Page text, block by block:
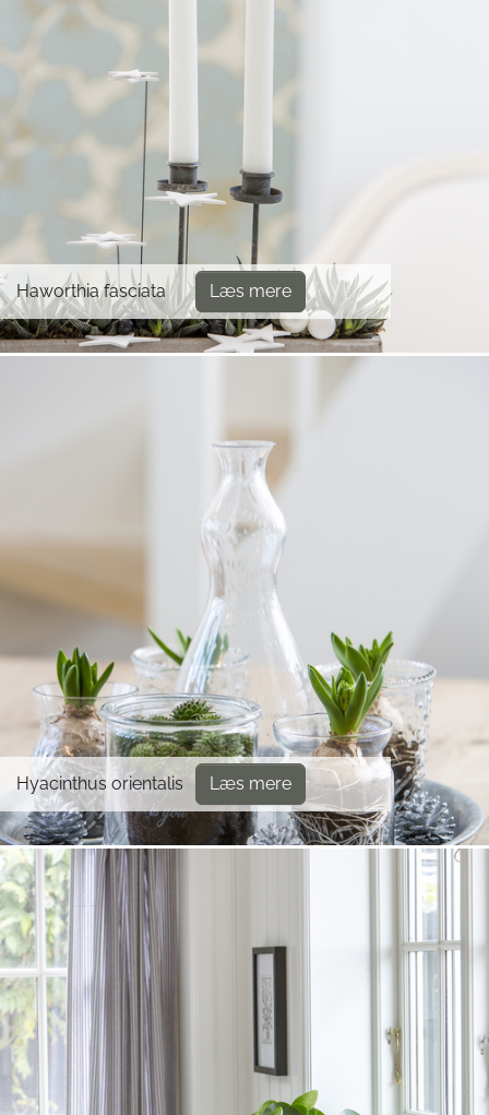
Haworthia fasciata Læs mere
Hyacinthus orientalis Læs mere